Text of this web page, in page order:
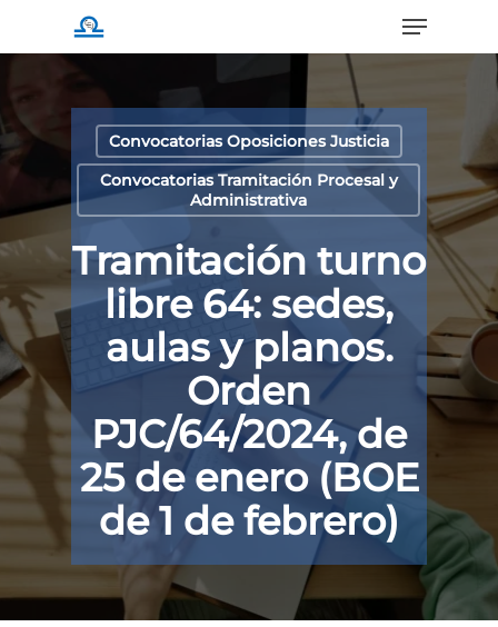
Menu
Convocatorias Oposiciones Justicia
Convocatorias Tramitación Procesal y
Administrativa
Tramitación turno
libre 64: sedes,
aulas y planos.
Orden
PJC/64/2024, de
25 de enero (BOE
de 1 de febrero)